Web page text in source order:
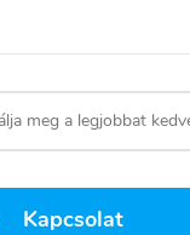
Kapcsolat